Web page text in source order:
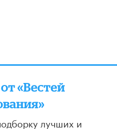
«Вестей
лучших и